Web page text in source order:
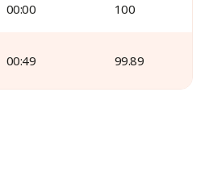
00:00 100
00:49 99.89